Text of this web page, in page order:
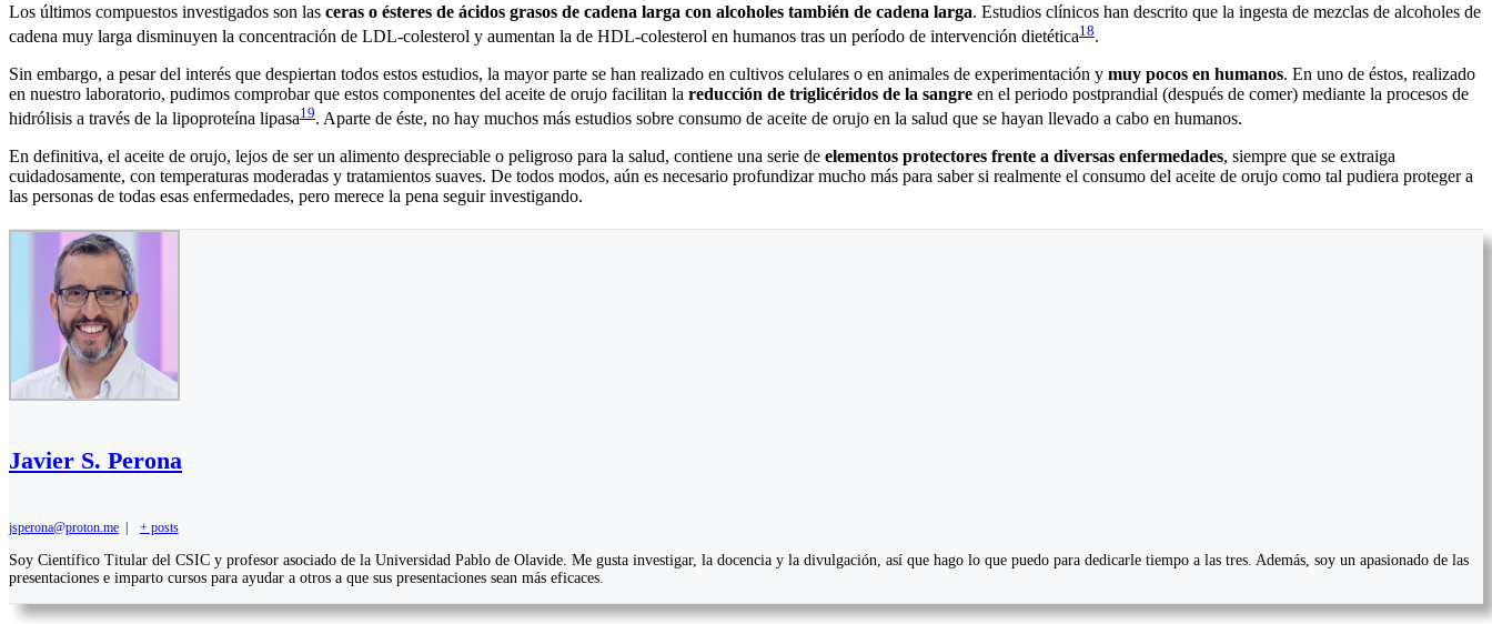
Los últimos compuestos investigados son las ceras o ésteres de ácidos grasos de cadena larga con alcoholes también de cadena larga. Estudios clínicos han descrito que la ingesta de mezclas de alcoholes de
cadena muy larga disminuyen la concentración de LDL-colesterol y aumentan la de HDL-colesterol en humanos tras un período de intervención dietética18.
Sin embargo, a pesar del interés que despiertan todos estos estudios, la mayorparte se han realizado en cultivos celulares o en animales de experimentación y muy pocos en humanos. En uno de éstos, realizado
en nuestro laboratorio, pudimos comprobar que estos componentes del aceite de orujo facilitan la reducción de triglicéridos de la sangre en el periodo postprandial (después de comer) mediante la procesos de
hidrólisis a través de la lipoproteína lipasa19. Aparte de éste, no hay muchos más estudios sobre consumo de aceite de orujo en la salud que se hayan llevado a cabo en humanos.
En definitiva, el aceite de orujo, lejos de ser un alimento despreciable o peligroso para la salud, contiene una serie de elementos protectores frente a diversas enfermedades, siempre que se extraiga
cuidadosamente, con temperaturas moderadas y tratamientos suaves. De todos modos, aún es necesario profundizar mucho más para saber si realmente el consumo del aceite de orujo como tal pudiera proteger a
las personas de todas esas enfermedades, pero merece la pena seguir investigando.
Javier S. Perona
jsperona@proton.me | + posts
Soy Científico Titular del CSIC y profesor asociado de la Universidad Pablo de Olavide. Me gusta investigar, la docencia y la divulgación, así que hago lo que puedo para dedicarle tiempo a las tres. Además, soy un apasionado de las
presentaciones e imparto cursos para ayudar a otros a que sus presentaciones sean más eficaces.